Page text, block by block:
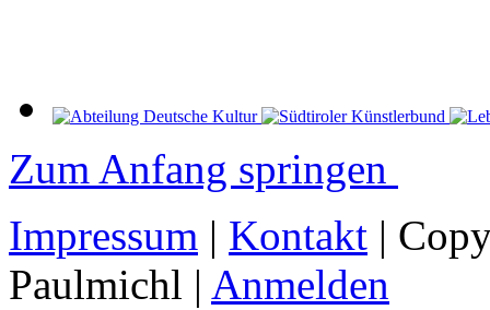
Zum Anfang springen
Impressum | Kontakt |
Paulmichl | Anmelden